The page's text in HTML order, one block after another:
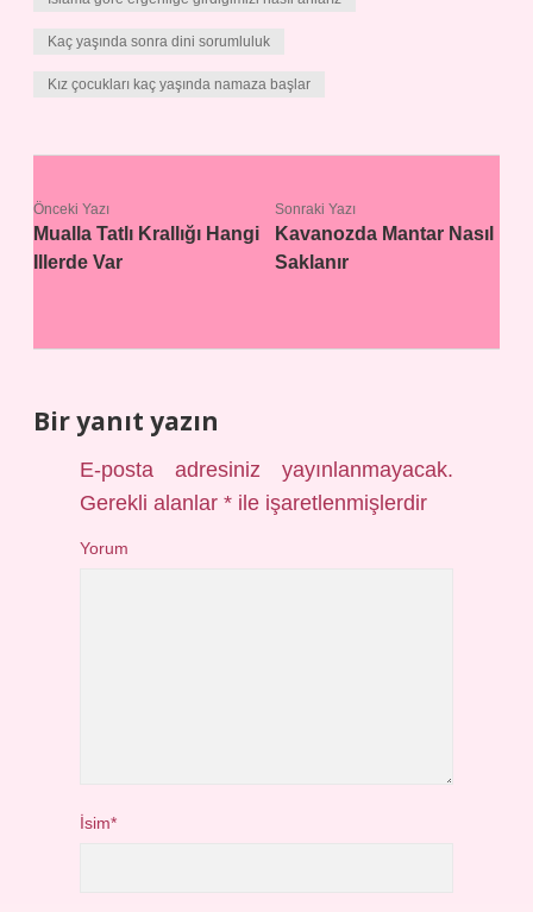
Kaç yaşında sonra dini sorumluluk
Kız çocukları kaç yaşında namaza başlar
Önceki Yazı
Mualla Tatlı Krallığı Hangi
Illerde Var
Sonraki Yazı
Kavanozda Mantar Nasıl
Saklanır
Bir yanıt yazın
E-posta adresiniz yayınlanmayacak.
Gerekli alanlar* ile işaretlenmişlerdir
Yorum
İsim*